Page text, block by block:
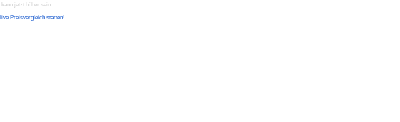
kann jetzt höher sein
Preisvergleich starten!